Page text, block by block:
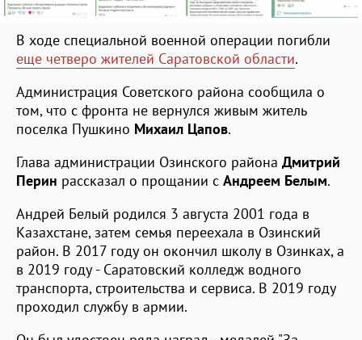
В ходе специальной военной операции погибли
еще четверо жителей Саратовской области.
Администрация Советского района сообщила о
том, что с фронта не вернулся живым житель
поселка Пушкино Михаил Цапов.
Глава администрации Озинского района Дмитрий
Перин рассказал о прощании с Андреем Белым.
Андрей Белый родился 3 августа 2001 года в
Казахстане, затем семья переехала в Озинский
район. В 2017 году он окончил школу в Озинках, а
в 2019 году - Саратовский колледж водного
транспорта, строительства и сервиса. В 2019 году
проходил службу в армии.